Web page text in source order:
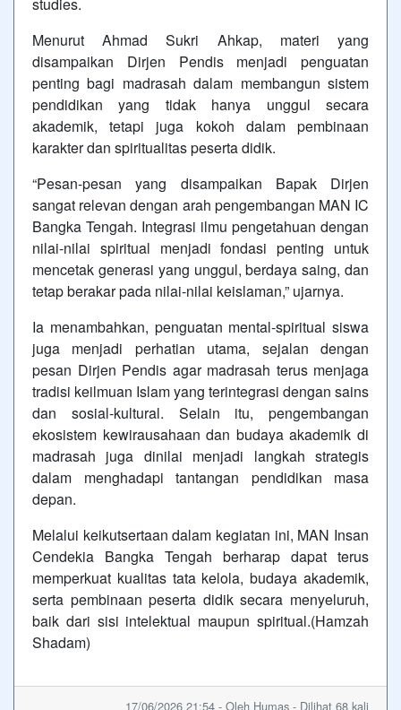
Menurut Ahmad Sukri Ahkap, materi yang
disampaikan Dirjen Pendis menjadi penguatan
penting bagi madrasah dalam membangun sistem
pendidikan yang tidak hanya unggul secara
akademik, tetapi juga kokoh dalam pembinaan
karakter dan spiritualitas peserta didik.
“Pesan-pesan yang disampaikan Bapak Dirjen
sangat relevan dengan arah pengembangan MAN IC
Bangka Tengah. Integrasi ilmu pengetahuan dengan
nilai-nilai spiritual menjadi fondasi penting untuk
mencetak generasi yang unggul, berdaya saing, dan
tetap berakar pada nilai-nilai keislaman,” ujarnya.
Ia menambahkan, penguatan mental-spiritual siswa
juga menjadi perhatian utama, sejalan dengan
pesan Dirjen Pendis agar madrasah terus menjaga
tradisi keilmuan Islam yang terintegrasi dengan sains
dan sosial-kultural. Selain itu, pengembangan
ekosistem kewirausahaan dan budaya akademik di
madrasah juga dinilai menjadi langkah strategis
dalam menghadapi tantangan pendidikan masa
depan.
Melalui keikutsertaan dalam kegiatan ini, MAN Insan
Cendekia Bangka Tengah berharap dapat terus
memperkuat kualitas tata kelola, budaya akademik,
serta pembinaan peserta didik secara menyeluruh,
baik dari sisi intelektual maupun spiritual.(Hamzah
Shadam)
17/06/2026 21:54 - Oleh Humas - Dilihat 68 kali